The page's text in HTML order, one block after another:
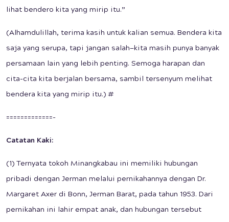
lihat bendero kita yang mirip itu.”
(Alhamdulillah, terima kasih untuk kalian semua. Bendera kita
saja yang serupa, tapi jangan salah—kita masih punya banyak
persamaan lain yang lebih penting. Semoga harapan dan
cita-cita kita berjalan bersama, sambil tersenyum melihat
bendera kita yang mirip itu.) #
=============-
Catatan Kaki:
(1) Ternyata tokoh Minangkabau ini memiliki hubungan
pribadi dengan Jerman melalui pernikahannya dengan Dr.
Margaret Axer di Bonn, Jerman Barat, pada tahun 1953. Dari
pernikahan ini lahir empat anak, dan hubungan tersebut